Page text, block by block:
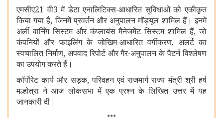
एमसीए21 वी3 में डेटा एनालिटिक्स-आधारित सुविधाओं को एकीकृत
किया गया है, जिनमें प्रवर्तन और अनुपालन मॉड्यूल शामिल हैं। इनमें
अर्ली वार्निंग सिस्टम और कंप्लायंस मैनेजमेंट सिस्टम शामिल हैं, जो
कंपनियों और फाइलिंग के जोखिम-आधारित वर्गीकरण, अलर्ट का
स्वचालित निर्माण, अपवाद रिपोर्ट और गैर-अनुपालन के पैटर्न विश्लेषण
का उपयोग करते हैं।
कॉर्पोरेट कार्य और सड़क, परिवहन एवं राजमार्ग राज्य मंत्री श्री हर्ष
मल्होत्रा ​​ने आज लोकसभा में एक प्रश्न के लिखित उत्तर में यह
जानकारी दी।